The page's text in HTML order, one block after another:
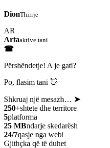
DionThirrje
AR
Artaaktive tani
☎
Përshëndetje! A je gati?
Po, flasim tani 👋
Shkruaj një mesazh… ➤
250+shtete dhe territore
5platforma
25 MBndarje skedarësh
24/7qasje nga webi
Gjithçka që të duhet